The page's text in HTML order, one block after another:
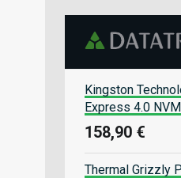
Kingston
Express 4.0
158,90 €
Thermal Grizzly